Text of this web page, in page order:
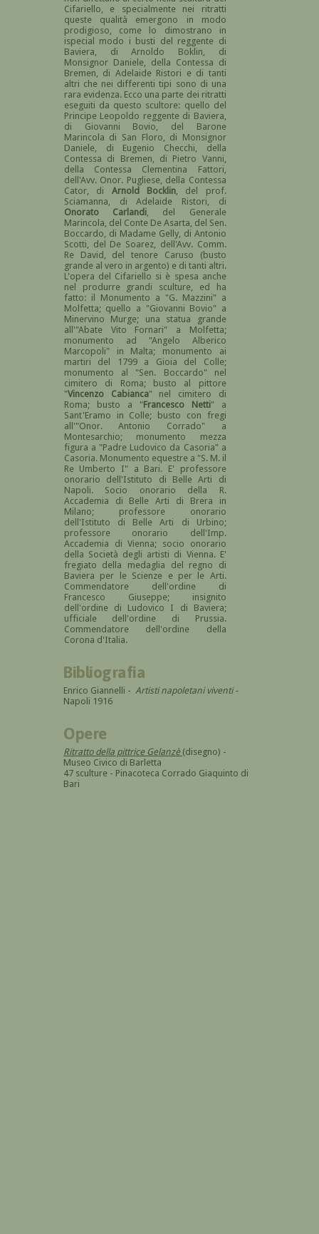
Cifariello, e specialmente nei ritratti
queste qualità emergono in modo
prodigioso, come lo dimostrano in
ispecial modo i busti del reggente di
Baviera, di Arnoldo Boklin, di
Monsignor Daniele, della Contessa di
Bremen, di Adelaide Ristori e di tanti
altri che nei differenti tipi sono di una
rara evidenza. Ecco una parte dei ritratti
eseguiti da questo scultore: quello del
Principe Leopoldo reggente di Baviera,
di Giovanni Bovio, del Barone
Marincola di San Floro, di Monsignor
Daniele, di Eugenio Checchi, della
Contessa di Bremen, di Pietro Vanni,
della Contessa Clementina Fattori,
dell'Avv. Onor. Pugliese, della Contessa
Cator, di Arnold Bocklin, del prof.
Sciamanna, di Adelaide Ristori, di
Onorato Carlandi, del Generale
Marincola, del Conte De Asarta, del Sen.
Boccardo, di Madame Gelly, di Antonio
Scotti, del De Soarez, dell'Avv. Comm.
Re David, del tenore Caruso (busto
grande al vero in argento) e di tanti altri.
L'opera del Cifariello si è spesa anche
nel produrre grandi sculture, ed ha
fatto: il Monumento a "G. Mazzini" a
Molfetta; quello a "Giovanni Bovio" a
Minervino Murge; una statua grande
all'"Abate Vito Fornari" a Molfetta;
monumento ad "Angelo Alberico
Marcopoli" in Malta; monumento ai
martiri del 1799 a Gioia del Colle;
monumento al "Sen. Boccardo" nel
cimitero di Roma; busto al pittore
"Vincenzo Cabianca" nel cimitero di
Roma; busto a "Francesco Netti" a
Sant'Eramo in Colle; busto con fregi
all'"Onor. Antonio Corrado" a
Montesarchio; monumento mezza
figura a "Padre Ludovico da Casoria" a
Casoria. Monumento equestre a "S. M. il
Re Umberto I" a Bari. E' professore
onorario dell'Istituto di Belle Arti di
Napoli. Socio onorario della R.
Accademia di Belle Arti di Brera in
Milano; professore onorario
dell'Istituto di Belle Arti di Urbino;
professore onorario dell'Imp.
Accademia di Vienna; socio onorario
della Società degli artisti di Vienna. E'
fregiato della medaglia del regno di
Baviera per le Scienze e per le Arti.
Commendatore dell'ordine di
Francesco Giuseppe; insignito
dell'ordine di Ludovico I di Baviera;
ufficiale dell'ordine di Prussia.
Commendatore dell'ordine della
Corona d'Italia.
Bibliografia
Enrico Giannelli - Artisti napoletani viventi -
Napoli 1916
Opere
Ritratto della pittrice Gelanzè (disegno) -
Museo Civico di Barletta
47 sculture - Pinacoteca Corrado Giaquinto di
Bari